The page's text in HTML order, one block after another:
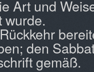
Art und
wurde.
den
gemäß.